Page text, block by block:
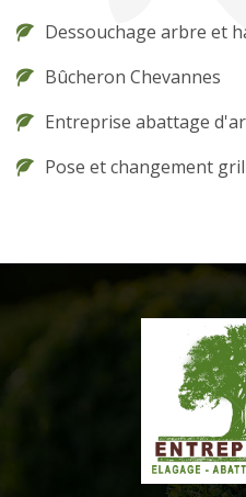
Dessouchage arbre et
Bûcheron Chevannes
Entreprise abattage
Pose et changement